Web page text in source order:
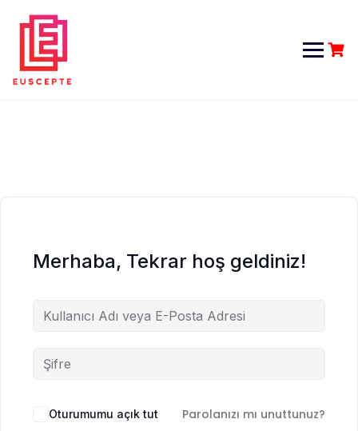
content
Merhaba, Tekrar hoş geldiniz!
Oturumumu açık tut Parolanızı mı unuttunuz?